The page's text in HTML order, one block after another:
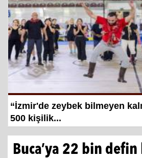
zeybek bilmeyen
kişilik...
Buca’ya 22 bin